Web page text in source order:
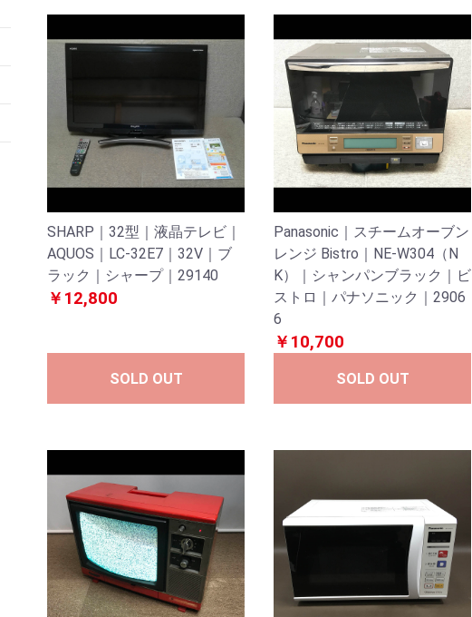
SHARP｜32型｜液晶テレビ｜
AQUOS｜LC-32E7｜32V｜ブ
ラック｜シャープ｜29140
￥12,800
SOLD OUT
Panasonic｜スチームオーブン
レンジ Bistro｜NE-W304（N
K）｜シャンパンブラック｜ビ
ストロ｜パナソニック｜2906
6
￥10,700
SOLD OUT